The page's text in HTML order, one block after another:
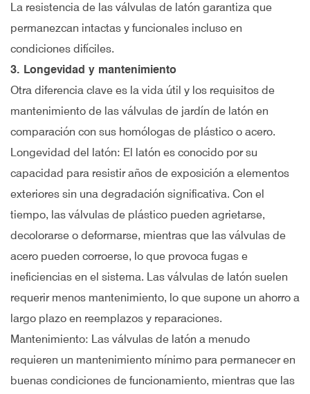
La resistencia de las válvulas de latón garantiza que
permanezcan intactas y funcionales incluso en
condiciones difíciles.
3. Longevidad y mantenimiento
Otra diferencia clave es la vida útil y los requisitos de
mantenimiento de las válvulas de jardín de latón en
comparación con sus homólogas de plástico o acero.
Longevidad del latón: El latón es conocido por su
capacidad para resistir años de exposición a elementos
exteriores sin una degradación significativa. Con el
tiempo, las válvulas de plástico pueden agrietarse,
decolorarse o deformarse, mientras que las válvulas de
acero pueden corroerse, lo que provoca fugas e
ineficiencias en el sistema. Las válvulas de latón suelen
requerir menos mantenimiento, lo que supone un ahorro a
largo plazo en reemplazos y reparaciones.
Mantenimiento: Las válvulas de latón a menudo
requieren un mantenimiento mínimo para permanecer en
buenas condiciones de funcionamiento, mientras que las